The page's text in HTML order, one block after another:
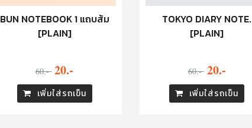
BUN NOTEBOOK 1 แถบส้ม
[PLAIN]
60.- 20.-
เพิ่มใส่รถเข็น
TOKYO DIARY NOTE.
[PLAIN]
60.- 20.-
เพิ่มใส่รถเข็น